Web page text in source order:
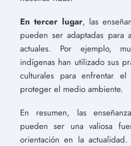
En tercer lugar, las
pueden ser adaptadas para
actuales. Por ejemplo,
indígenas han utilizado sus
culturales para enfrentar
proteger el medio ambiente.
En resumen, las
pueden ser una valiosa
orientación en la